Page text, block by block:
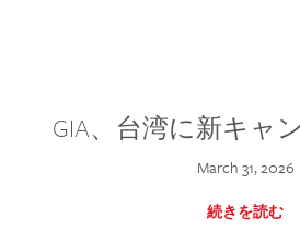
GIA、台湾に新キャ
March 31, 2026
続きを読む